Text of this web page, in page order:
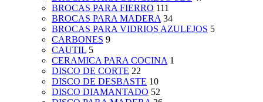
BROCAS PARA FIERRO 111
BROCAS PARA MADERA 34
BROCAS PARA VIDRIOS AZULEJOS 5
CARBONES 9
CAUTIL 5
CERAMICA PARA COCINA 1
DISCO DE CORTE 22
DISCO DE DESBASTE 10
DISCO DIAMANTADO 52